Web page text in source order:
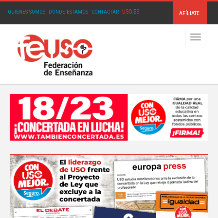
QUIÉNES SOMOS· DÓNDE ESTAMOS· CONTACTAR· USO.ES AFÍLIATE
Menú